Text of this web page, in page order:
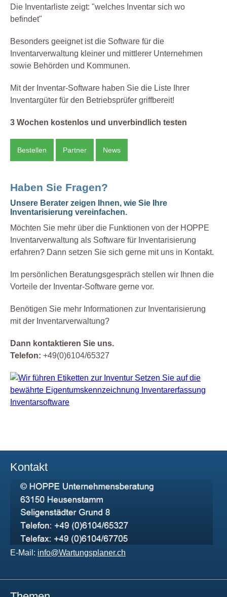
Die Inventarliste zeigt: "welches Inventar sich wo
befindet"
Besonders geeignet ist die Software für die
Inventarverwaltung kleiner und mittlerer Unternehmen
sowie Behörden und Kommunen.
Mit der Inventar-Software haben Sie die Liste Ihrer
Inventargüter für den Betriebsprüfer griffbereit!
3 Wochen kostenlos und unverbindlich testen
Bestellen Partner News
Haben Sie Fragen?
Unsere Berater zeigen Ihnen, wie Sie Ihre
Inventarisierung vereinfachen.
Möchten Sie mehr über die Funktionen von der HOPPE
Inventarverwaltung als Software für Inventarisierung
erfahren? Dann setzen Sie sich gerne mit uns in Kontakt.
Im persönlichen Beratungsgespräch stellen wir Ihnen die
Vorteile der Inventar-Software gerne vor.
Benötigen Sie mehr Informationen zur Inventarisierung
mit der Inventarverwaltung?
Dann kontaktieren Sie uns.
Telefon: +49(0)6104/65327
Kontakt
E-Mail: info@Wartungsplaner.ch